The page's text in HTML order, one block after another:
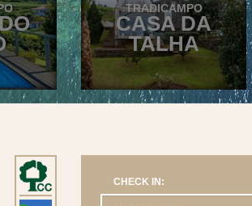
TRADICAMPO
CASA DA
TALHA
CHECK IN: